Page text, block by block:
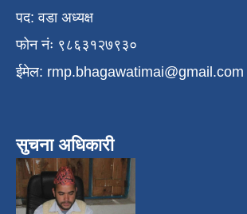
पद: वडा अध्यक्ष
फोन नंः ९८६३१२७९३०
ईमेल: rmp.bhagawatimai@gmail.com
सुचना अधिकारी